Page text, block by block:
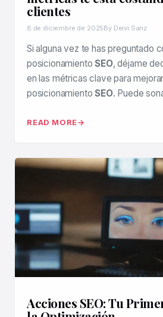
clientes
8 de diciembre de 2025By Deivi Sanz
Si alguna vez te has preguntado
posicionamientoSEO, déjame
en las métricas clave para
posicionamientoSEO. Puede
READ MORE
Acciones SEO: Tu